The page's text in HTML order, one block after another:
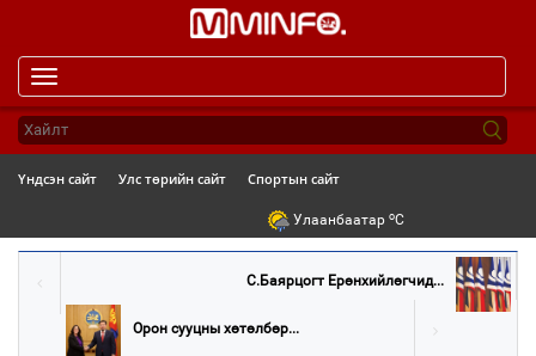
navigation
Үндсэн сайт Улс төрийн сайт Спортын сайт
Улаанбаатар oC
С.Баярцогт Ерөнхийлөгчид...
Орон сууцны хөтөлбөр...